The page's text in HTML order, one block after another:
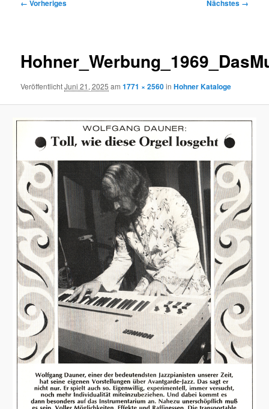
← Vorheriges Nächstes →
VeröffentlichtJuni 21, 2025 am1771 × 2560inHohner Kataloge